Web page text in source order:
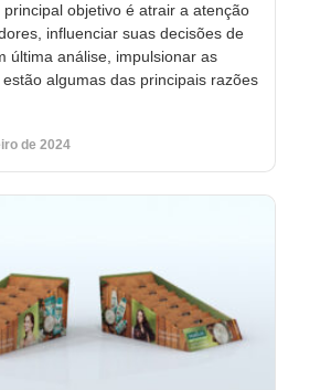
principal objetivo é atrair a atenção
influenciar suas decisões de
última análise, impulsionar as
algumas das principais razões
de 2024